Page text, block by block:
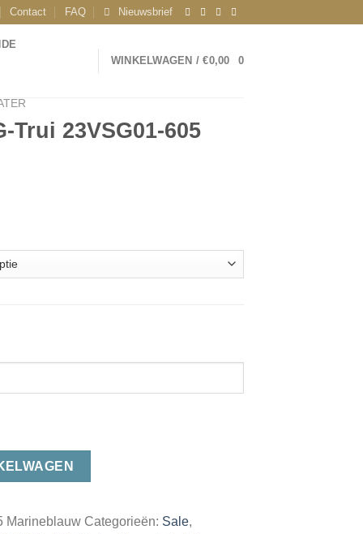
Contact FAQ Nieuwsbrief
WINKELWAGEN /€0,00 0
Trui 23VSG01-605
Marineblauw Categorieën: Sale,